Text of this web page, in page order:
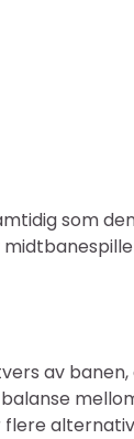
som
av banen,
flere